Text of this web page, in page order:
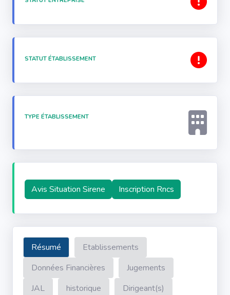
STATUT ÉTABLISSEMENT
TYPE ÉTABLISSEMENT
Avis Situation Sirene Inscription Rncs
Résumé
Etablissements
Données Financières
Jugements
JAL
historique
Dirigeant(s)